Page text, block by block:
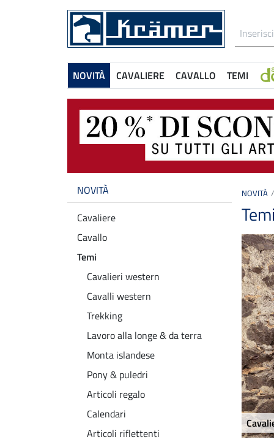
NOVITÀ CAVALIERE CAVALLO TEMI
NOVITÀ
Cavaliere
Cavallo
Temi
Cavalieri western
Cavalli western
Trekking
Lavoro alla longe & da terra
Monta islandese
Pony & puledri
Articoli regalo
Calendari
Articoli riflettenti
NOVITÀ
Temi